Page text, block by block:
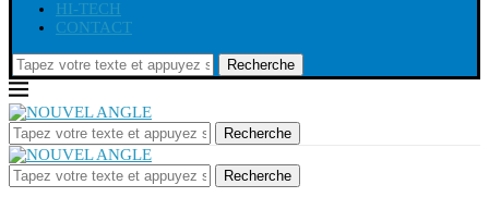
HI-TECH
CONTACT
Recherche
Recherche
Recherche